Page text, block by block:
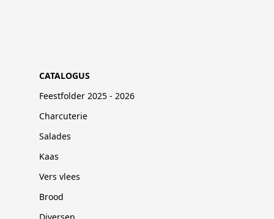
CATALOGUS
Feestfolder 2025 - 2026
Charcuterie
Salades
Kaas
Vers vlees
Brood
Diversen